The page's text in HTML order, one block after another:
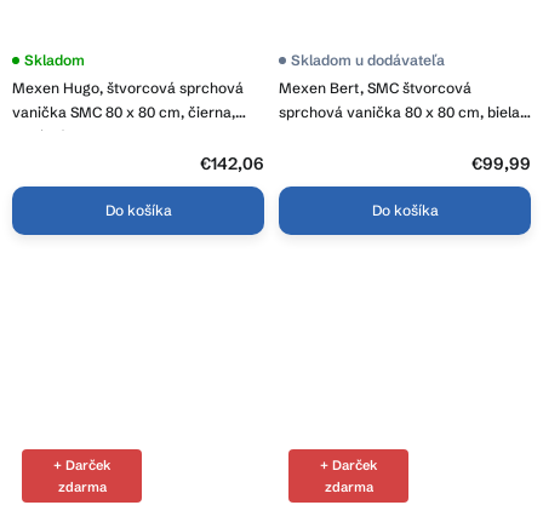
Mexen Hugo, štvorcová sprchová
vanička SMC 80 x 80 cm, čierna,
oceľová krytka, 42708080-X
Skladom
€142,06
Do košíka
Mexen Bert, SMC štvorcová
sprchová vanička 80 x 80 cm, biela,
Skladom u dodávateľa
€99,99
Do košíka
+ Darček
zdarma
+ Darček
zdarma